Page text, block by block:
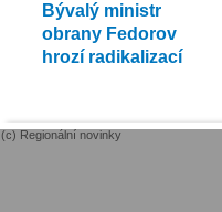
Bývalý ministr
obrany Fedorov
hrozí radikalizací
(c) Regionální novinky